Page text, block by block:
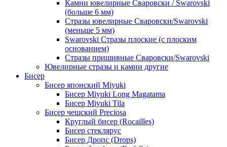
Камни ювелирные Сваровски / Swarovski
(больше 6 мм)
Стразы ювелирные Сваровски/Swarovski
(меньше 5 мм)
Swarovski Стразы плоские (с плоским
основанием)
Стразы пришивные Сваровски/Swarovski
Ювелирные стразы и камни другие
Бисер
Бисер японский Miyuki
Бисер Miyuki Long Magatama
Бисер Miyuki Tila
Бисер чешский Preciosa
Круглый бисер (Rocailles)
Бисер стеклярус
Бисер Дропс (Drops)